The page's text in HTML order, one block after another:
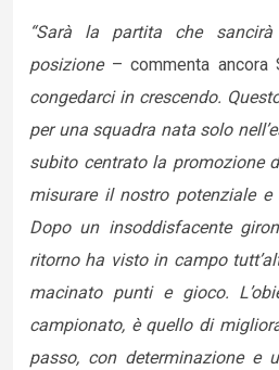
“Sarà la partita che
posizione– commenta ancora
congedarci in crescendo.
per una squadra nata solo
subito centrato la promozione
misurare il nostro potenziale
Dopo un insoddisfacente
ritorno ha visto in campo
macinato punti e gioco.
campionato, è quello di
passo, con determinazione e